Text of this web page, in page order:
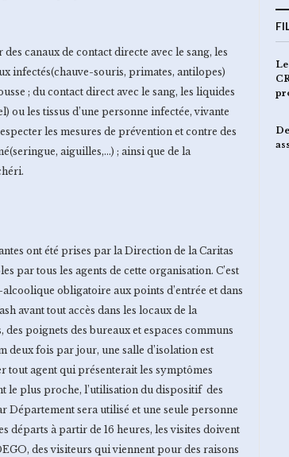
canaux de contact directe avec le sang, les
infectés(chauve-souris, primates, antilopes)
; du contact direct avec le sang, les liquides
ou les tissus d’une personne infectée, vivante
les mesures de prévention et contre des
aiguilles,…) ; ainsi que de la
ont été prises par la Direction de la Caritas
par tous les agents de cette organisation. C’est
obligatoire aux points d’entrée et dans
avant tout accès dans les locaux de la
poignets des bureaux et espaces communs
deux fois par jour, une salle d’isolation est
tout agent qui présenterait les symptômes
le plus proche, l’utilisation du dispositif des
Département sera utilisé et une seule personne
départs à partir de 16 heures, les visites doivent
des visiteurs qui viennent pour des raisons